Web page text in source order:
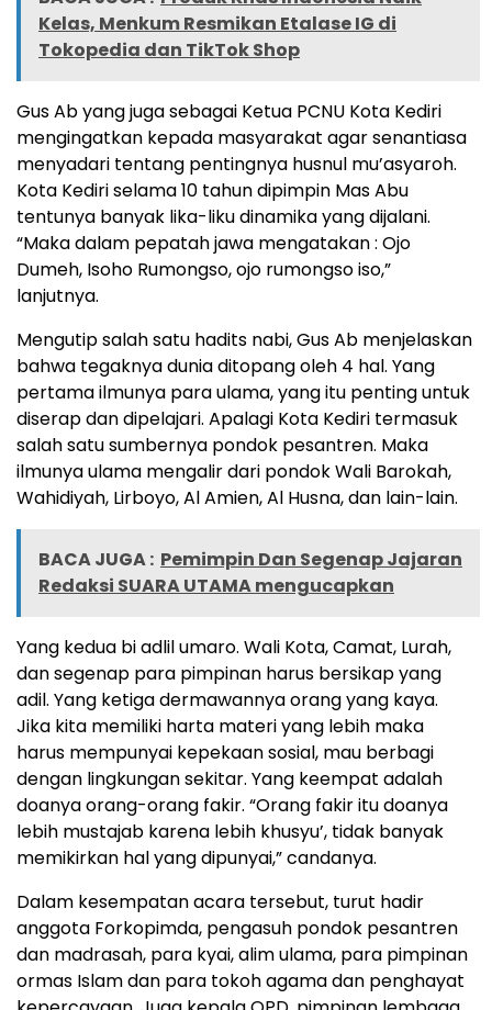
Kelas, Menkum Resmikan Etalase IG di
Tokopedia dan TikTok Shop
Gus Ab yang juga sebagai Ketua PCNU Kota Kediri
mengingatkan kepada masyarakat agar senantiasa
menyadari tentang pentingnya husnul mu’asyaroh.
Kota Kediri selama 10 tahun dipimpin Mas Abu
tentunya banyak lika-liku dinamika yang dijalani.
“Maka dalam pepatah jawa mengatakan : Ojo
Dumeh, Isoho Rumongso, ojo rumongso iso,”
lanjutnya.
Mengutip salah satu hadits nabi, Gus Ab menjelaskan
bahwa tegaknya dunia ditopang oleh 4 hal. Yang
pertama ilmunya para ulama, yang itu penting untuk
diserap dan dipelajari. Apalagi Kota Kediri termasuk
salah satu sumbernya pondok pesantren. Maka
ilmunya ulama mengalir dari pondok Wali Barokah,
Wahidiyah, Lirboyo, Al Amien, Al Husna, dan lain-lain.
BACA JUGA : Pemimpin Dan Segenap Jajaran
Redaksi SUARA UTAMA mengucapkan
Yang kedua bi adlil umaro. Wali Kota, Camat, Lurah,
dan segenap para pimpinan harus bersikap yang
adil. Yang ketiga dermawannya orang yang kaya.
Jika kita memiliki harta materi yang lebih maka
harus mempunyai kepekaan sosial, mau berbagi
dengan lingkungan sekitar. Yang keempat adalah
doanya orang-orang fakir. “Orang fakir itu doanya
lebih mustajab karena lebih khusyu’, tidak banyak
memikirkan hal yang dipunyai,” candanya.
Dalam kesempatan acara tersebut, turut hadir
anggota Forkopimda, pengasuh pondok pesantren
dan madrasah, para kyai, alim ulama, para pimpinan
ormas Islam dan para tokoh agama dan penghayat